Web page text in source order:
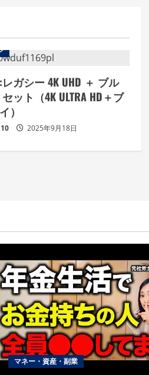
レガシー 4K UHD ＋ ブル
ット（4K ULTRA HD＋ブ
）
2025年9月18日
マネー・資産・副業